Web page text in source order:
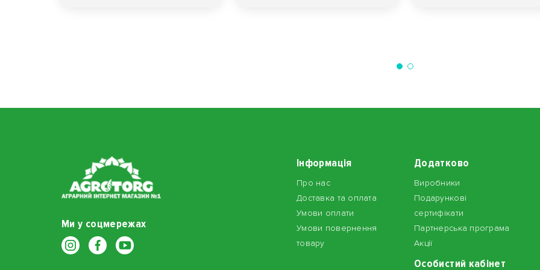
Ми у соцмережах
Інформація
Про нас
Доставка та оплата
Умови оплати
Умови повернення
товару
Додатково
Виробники
Подарункові
сертифікати
Партнерська програма
Акції
Особистий кабінет